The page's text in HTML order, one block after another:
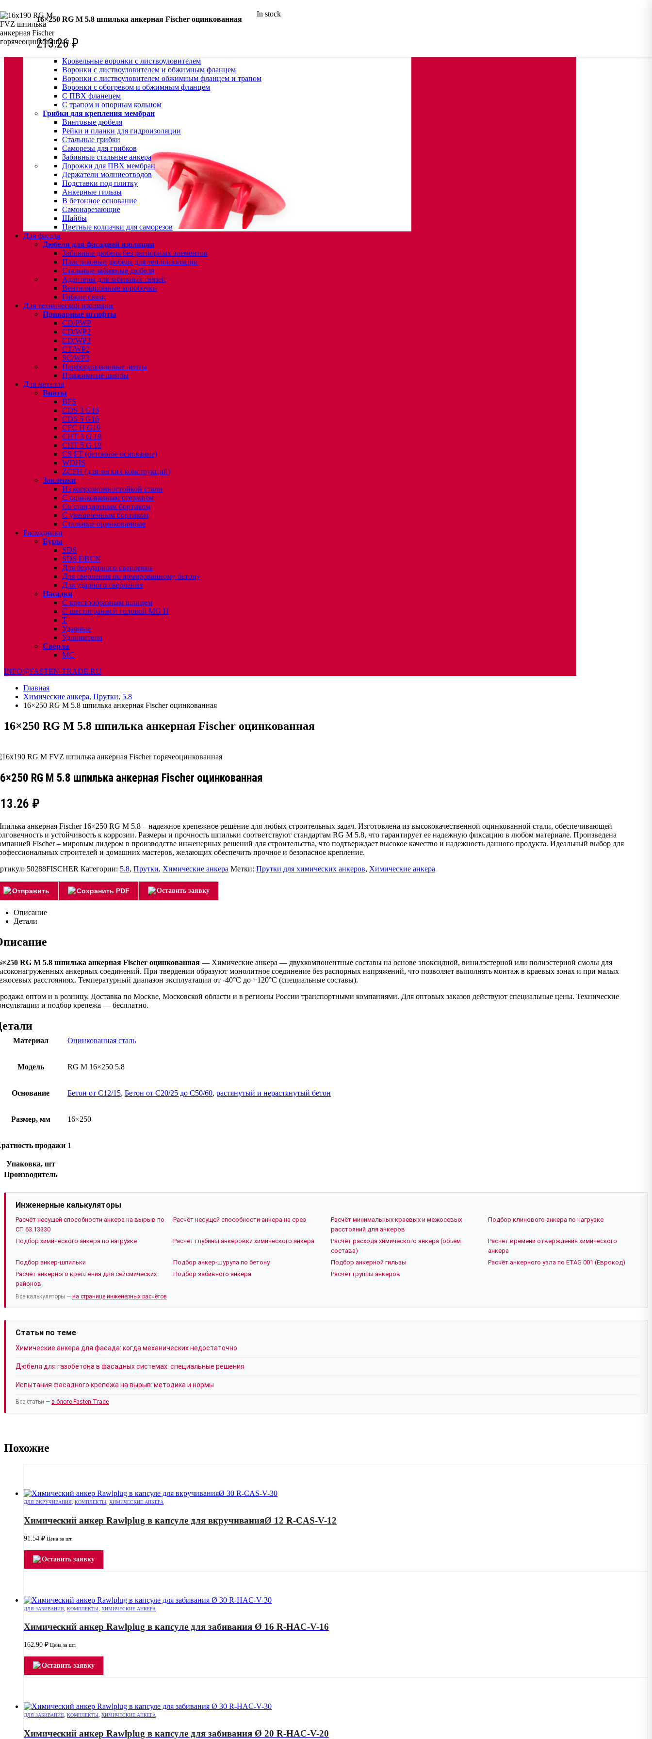
КРЕПЕЖ:
Для кровли
Водосточные воронки
Комплектующие для кровельных воронок
Кровельные воронки с листвоуловителем
Воронки с листвоуловителем и обжимным фланцем
Воронки с листвоуловителем обжимным фланцем и трапом
Воронки с обогревом и обжимным фланцем
С ПВХ фланецем
С трапом и опорным кольцом
Грибки для крепления мембран
Винтовые дюбеля
Рейки и планки для гидроизоляции
Стальные грибки
Саморезы для грибков
Забивные стальные анкера
Дорожки для ПВХ мембран
Держатели молниеотводов
Подставки под плитку
Анкерные гильзы
В бетонное основание
Самонарезающие
Шайбы
Цветные колпачки для саморезов
Для фасада
Дюбеля для фасадной изоляции
Забивные дюбеля без распорных элементов
Пластиковые дюбеля для теплоизоляции
Стальные забивные дюбеля
Адаптеры для забивных связей
Вентиляционные коробочки
Гибкие связи
Для технической изоляции
Приварные штифты
CD/PWP
CD/WP2
CD/WP3
CT/WP2
SC/WP3
Перфорированные ленты
Прижимные шайбы
Для металла
Винты
BFS
CDS 3 G16
CDS 5 G16
CFC H G19
CHT 3 G 19
CHT 5 G 19
CS FT (бетонное основание)
WDHS
ZCFH (для легких конструкций)
Заклепки
Из коррозионностойкой стали
С оцинкованным стержнем
Со стандартным бортиком
С увеличенным бортиком
Стальные оцинкованные
Расходники
Буры
SDS
SDS DBCN
Для безударного сверления
Для сверления по армированному бетону
Для ударного сверления
Насадки
С крестообразным шлицем
С шестигранной головой MG H
T
Ударные
Удлинители
Сверла
МС
INFO@FASTEN-TRADE.RU
Главная
Химические анкера, Прутки, 5.8
16×250 RG M 5.8 шпилька анкерная Fischer оцинкованная
16×250 RG M 5.8 шпилька анкерная Fischer оцинкованная
RG M 5.8 шпилька анкерная Fischer оцинкованная
16×250 RG M 5.8 шпилька анкерная Fischer оцинкованная
213.26 ₽
In stock
₽
анкерная Fischer 16×250 RG M 5.8 – надежное крепежное решение для любых строительных задач. Изготовлена из высококачественной оцинкованной стали, обеспечивающей
и устойчивость к коррозии. Размеры и прочность шпильки соответствуют стандартам RG M 5.8, что гарантирует ее надежную фиксацию в любом материале. Произведена
Fischer – мировым лидером в производстве инженерных решений для строительства, что подтверждает высокое качество и надежность данного продукта. Идеальный выбор для
строителей и домашних мастеров, желающих обеспечить прочное и безопасное крепление.
50288FISCHER Категории: 5.8, Прутки, Химические анкера Метки: Прутки для химических анкеров, Химические анкера
Отправить Сохранить PDF Оставить заявку
Описание
Детали
RG M 5.8 шпилька анкерная Fischer оцинкованная — Химические анкера — двухкомпонентные составы на основе эпоксидной, винилэстерной или полиэстерной смолы для
анкерных соединений. При твердении образуют монолитное соединение без распорных напряжений, что позволяет выполнять монтаж в краевых зонах и при малых
расстояниях. Температурный диапазон эксплуатации от -40°C до +120°C (специальные составы).
оптом и в розницу. Доставка по Москве, Московской области и в регионы России транспортными компаниями. Для оптовых заказов действуют специальные цены. Технические
и подбор крепежа — бесплатно.
Материал Оцинкованная сталь
Модель RG M 16×250 5.8
Основание Бетон от C12/15, Бетон от C20/25 до C50/60, растянутый и нерастянутый бетон
Размер, мм 16×250
продажи 1
Упаковка, шт
Производитель
Инженерные калькуляторы
Расчёт несущей способности анкера на вырыв по
СП 63.13330
Расчёт несущей способности анкера на срез
Расчёт минимальных краевых и межосевых
расстояний для анкеров
Подбор клинового анкера по нагрузке
Подбор химического анкера по нагрузке Расчёт глубины анкеровки химического анкера
Расчёт расхода химического анкера (объём
состава)
Расчёт времени отверждения химического
анкера
Подбор анкер-шпильки
Подбор анкер-шурупа по бетону Подбор анкерной гильзы
Расчёт анкерного узла по ETAG 001 (Еврокод)
Расчёт анкерного крепления для сейсмических
районов
Подбор забивного анкера Расчёт группы анкеров
Все калькуляторы — на странице инженерных расчётов
Статьи по теме
Химические анкера для фасада: когда механических недостаточно
Дюбеля для газобетона в фасадных системах: специальные решения
Испытания фасадного крепежа на вырыв: методика и нормы
Все статьи — в блоге Fasten Trade
Похожие
ДЛЯ ВКРУЧИВАНИЯ, КОМПЛЕКТЫ, ХИМИЧЕСКИЕ АНКЕРА
Химический анкер Rawlplug в капсуле для вкручиванияØ 12 R-CAS-V-12
91.54 ₽ Цена за шт.
Оставить заявку
ДЛЯ ЗАБИВАНИЯ КОМПЛЕКТЫ ХИМИЧЕСКИЕ АНКЕРА
Химический анкер Rawlplug в капсуле для забивания Ø 16 R-HAC-V-16
162.90 ₽ Цена за шт.
Оставить заявку
ДЛЯ ЗАБИВАНИЯ, КОМПЛЕКТЫ, ХИМИЧЕСКИЕ АНКЕРА
Химический анкер Rawlplug в капсуле для забивания Ø 20 R-HAC-V-20